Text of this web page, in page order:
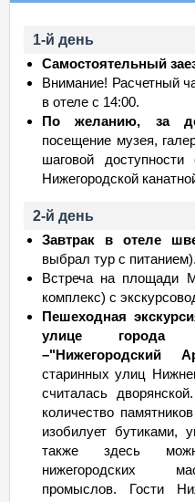
1-й день
Самостоятельный
Внимание! Расчетный
в отеле с 14:00.
По желанию, за
посещение музея,
шаговой
Нижегородской
2-й день
Завтрак в отеле
выбрал тур с питанием).
Встреча на площади
комплекс) с
Пешеходная
улице города
–"Нижегородский
старинных улиц
считалась
количество
изобилует бутиками,
также здесь
нижегородских
промыслов. Гости